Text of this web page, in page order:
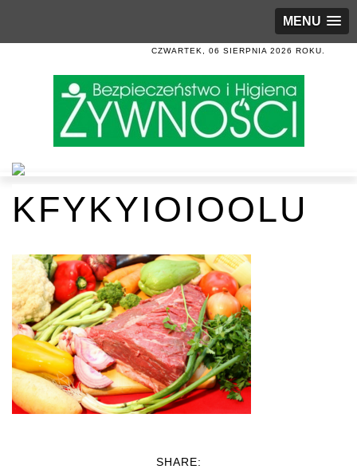
MENU
CZWARTEK, 06 SIERPNIA 2026 ROKU.
KFYKYIOIOOLU
SHARE: